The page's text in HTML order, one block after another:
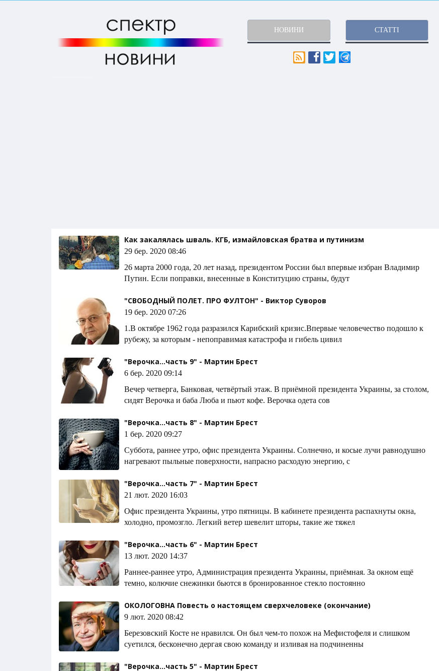
НОВИНИ СТАТТІ
Как закалялась шваль. КГБ, измайловская братва и путинизм
29 бер. 2020 08:46
26 марта 2000 года, 20 лет назад, президентом России был впервые избран Владимир
Путин. Если поправки, внесенные в Конституцию страны, будут
"СВОБОДНЫЙ ПОЛЕТ. ПРО ФУЛТОН" - Виктор Суворов
19 бер. 2020 07:26
1.В октябре 1962 года разразился Карибский кризис.Впервые человечество подошло к
рубежу, за которым - непоправимая катастрофа и гибель цивил
"Верочка...часть 9" - Мартин Брест
6 бер. 2020 09:14
Вечер четверга, Банковая, четвёртый этаж. В приёмной президента Украины, за столом,
сидят Верочка и баба Люба и пьют кофе. Верочка одета сов
"Верочка...часть 8" - Мартин Брест
1 бер. 2020 09:27
Суббота, раннее утро, офис президента Украины. Солнечно, и косые лучи равнодушно
нагревают пыльные поверхности, напрасно расходую энергию, с
"Верочка...часть 7" - Мартин Брест
21 лют. 2020 16:03
Офис президента Украины, утро пятницы. В кабинете президента распахнуты окна,
холодно, промозгло. Легкий ветер шевелит шторы, такие же тяжел
"Верочка...часть 6" - Мартин Брест
13 лют. 2020 14:37
Раннее-раннее утро, Администрация президента Украины, приёмная. За окном ещё
темно, колючие снежинки бьются в бронированное стекло постоянно
ОКОЛОГОВНА Повесть о настоящем сверхчеловеке (окончание)
9 лют. 2020 08:42
Березовский Косте не нравился. Он был чем-то похож на Мефистофеля и слишком
суетился, бесконечно дергая свою команду и изливая на подчиненны
"Верочка...часть 5" - Мартин Брест